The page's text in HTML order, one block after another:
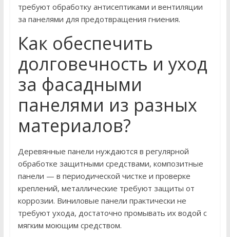
требуют обработку антисептиками и вентиляции
за панелями для предотвращения гниения.
Как обеспечить
долговечность и уход
за фасадными
панелями из разных
материалов?
Деревянные панели нуждаются в регулярной
обработке защитными средствами, композитные
панели — в периодической чистке и проверке
креплений, металлические требуют защиты от
коррозии. Виниловые панели практически не
требуют ухода, достаточно промывать их водой с
мягким моющим средством.